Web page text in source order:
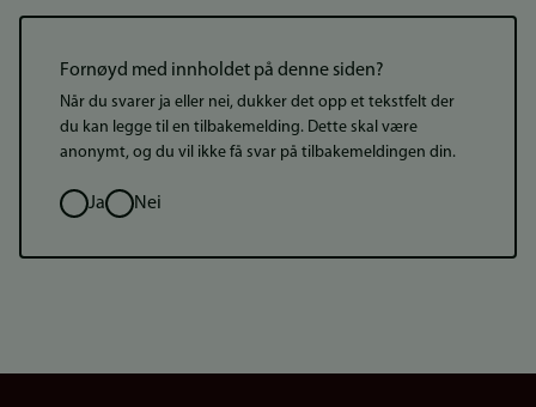
Fornøyd med innholdet på denne siden?
Når du svarer ja eller nei, dukker det opp et tekstfelt der
du kan legge til en tilbakemelding. Dette skal være
anonymt, og du vil ikke få svar på tilbakemeldingen din.
ValgJa Nei